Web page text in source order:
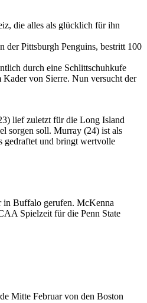
die alles als glücklich für ihn
der Pittsburgh Penguins, bestritt 100
durch eine Schlittschuhkufe
von Sierre. Nun versucht der
lief zuletzt für die Long Island
sorgen soll. Murray (24) ist als
gedraftet und bringt wertvolle
in Buffalo gerufen. McKenna
Spielzeit für die Penn State
Mitte Februar von den Boston